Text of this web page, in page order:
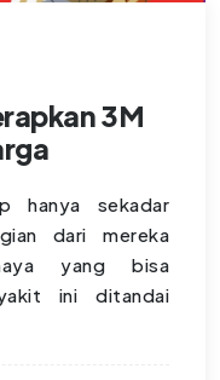
3M
hanya sekadar
dari mereka
yang bisa
ini ditandai